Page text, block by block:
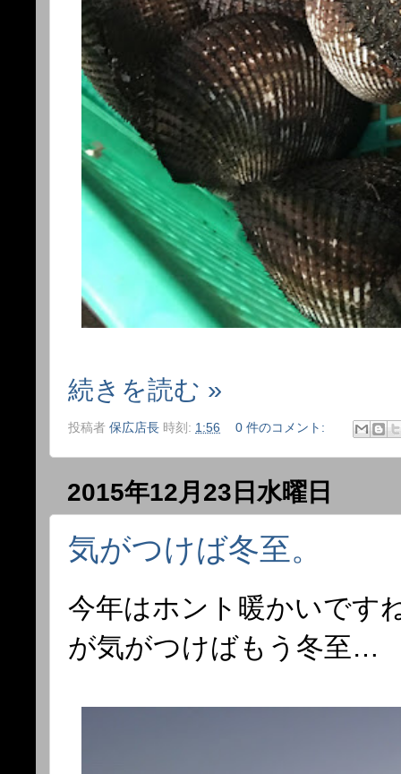
続きを読む »
投稿者 保広店長 時刻: 1:56 0 件のコメント:
2015年12月23日水曜日
気がつけば冬至。
今年はホント暖かいです
が気がつけばもう冬至…